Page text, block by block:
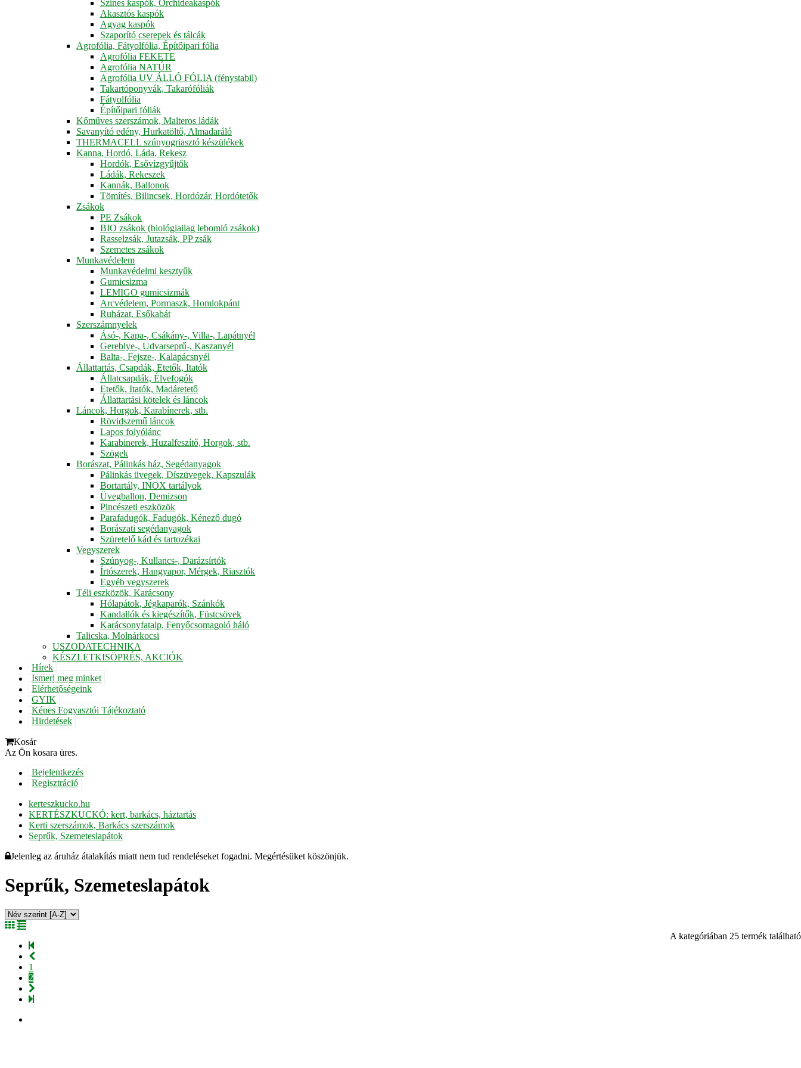
Színes kaspók, Orchideakaspók
Akasztós kaspók
Agyag kaspók
Szaporító cserepek és tálcák
Agrofólia, Fátyolfólia, Építőipari fólia
Agrofólia FEKETE
Agrofólia NATÚR
Agrofólia UV ÁLLÓ FÓLIA (fénystabil)
Takartóponyvák, Takarófóliák
Fátyolfólia
Építőipari fóliák
Kőműves szerszámok, Malteros ládák
Savanyító edény, Hurkatöltő, Almadaráló
THERMACELL szúnyogriasztó készülékek
Kanna, Hordó, Láda, Rekesz
Hordók, Esővízgyűjtők
Ládák, Rekeszek
Kannák, Ballonok
Tömítés, Bilincsek, Hordózár, Hordótetők
Zsákok
PE Zsákok
BIO zsákok (biológiailag lebomló zsákok)
Rasselzsák, Jutazsák, PP zsák
Szemetes zsákok
Munkavédelem
Munkavédelmi kesztyűk
Gumicsizma
LEMIGO gumicsizmák
Arcvédelem, Pormaszk, Homlokpánt
Ruházat, Esőkabát
Szerszámnyelek
Ásó-, Kapa-, Csákány-, Villa-, Lapátnyél
Gereblye-, Udvarseprű-, Kaszanyél
Balta-, Fejsze-, Kalapácsnyél
Állattartás, Csapdák, Etetők, Itatók
Állatcsapdák, Élvefogók
Etetők, Itatók, Madáretető
Állattartási kötelek és láncok
Láncok, Horgok, Karabínerek, stb.
Rövidszemű láncok
Lapos folyólánc
Karabinerek, Huzalfeszítő, Horgok, stb.
Szögek
Borászat, Pálinkás ház, Segédanyagok
Pálinkás üvegek, Díszüvegek, Kapszulák
Bortartály, INOX tartályok
Üvegballon, Demizson
Pincészeti eszközök
Parafadugók, Fadugók, Kénező dugó
Borászati segédanyagok
Szüretelő kád és tartozékai
Vegyszerek
Szúnyog-, Kullancs-, Darázsírtók
Írtószerek, Hangyapor, Mérgek, Riasztók
Egyéb vegyszerek
Téli eszközök, Karácsony
Hólapátok, Jégkaparók, Szánkók
Kandallók és kiegészítők, Füstcsövek
Karácsonyfatalp, Fenyőcsomagoló háló
Talicska, Molnárkocsi
USZODATECHNIKA
KÉSZLETKISÖPRÉS, AKCIÓK
Hírek
Ismerj meg minket
Elérhetőségeink
GYIK
Képes Fogyasztói Tájékoztató
Hirdetések
Kosár
Az Ön kosara üres.
Bejelentkezés
Regisztráció
kerteszkucko.hu
KERTÉSZKUCKÓ: kert, barkács, háztartás
Kerti szerszámok, Barkács szerszámok
Seprűk, Szemeteslapátok
Jelenleg az áruház átalakítás miatt nem tud rendeléseket fogadni. Megértésüket köszönjük.
Seprűk, Szemeteslapátok
A kategóriában 25 termék
1
2